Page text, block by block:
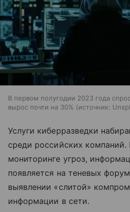
В первом полугодии 2023 года
вырос почти на 30%
источник:
Услуги киберразведки
среди российских компаний.
мониторинге угроз,
появляется на теневых
выявлении «слитой»
информации в сети.